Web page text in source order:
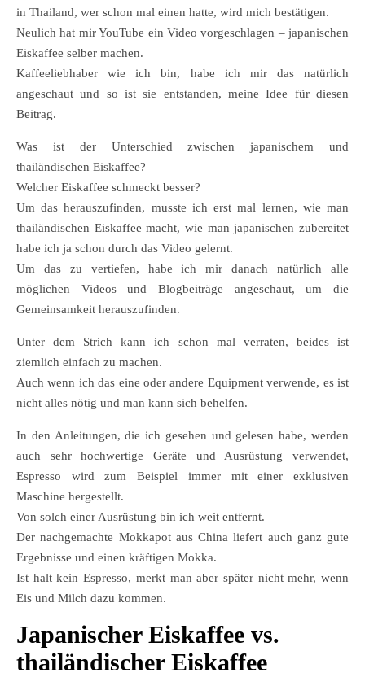
in Thailand, wer schon mal einen hatte, wird mich bestätigen.
Neulich hat mir YouTube ein Video vorgeschlagen – japanischen
Eiskaffee selber machen.
Kaffeeliebhaber wie ich bin, habe ich mir das natürlich
angeschaut und so ist sie entstanden, meine Idee für diesen
Beitrag.
Was ist der Unterschied zwischen japanischem und
thailändischen Eiskaffee?
Welcher Eiskaffee schmeckt besser?
Um das herauszufinden, musste ich erst mal lernen, wie man
thailändischen Eiskaffee macht, wie man japanischen zubereitet
habe ich ja schon durch das Video gelernt.
Um das zu vertiefen, habe ich mir danach natürlich alle
möglichen Videos und Blogbeiträge angeschaut, um die
Gemeinsamkeit herauszufinden.
Unter dem Strich kann ich schon mal verraten, beides ist
ziemlich einfach zu machen.
Auch wenn ich das eine oder andere Equipment verwende, es ist
nicht alles nötig und man kann sich behelfen.
In den Anleitungen, die ich gesehen und gelesen habe, werden
auch sehr hochwertige Geräte und Ausrüstung verwendet,
Espresso wird zum Beispiel immer mit einer exklusiven
Maschine hergestellt.
Von solch einer Ausrüstung bin ich weit entfernt.
Der nachgemachte Mokkapot aus China liefert auch ganz gute
Ergebnisse und einen kräftigen Mokka.
Ist halt kein Espresso, merkt man aber später nicht mehr, wenn
Eis und Milch dazu kommen.
Japanischer Eiskaffee vs.
thailändischer Eiskaffee